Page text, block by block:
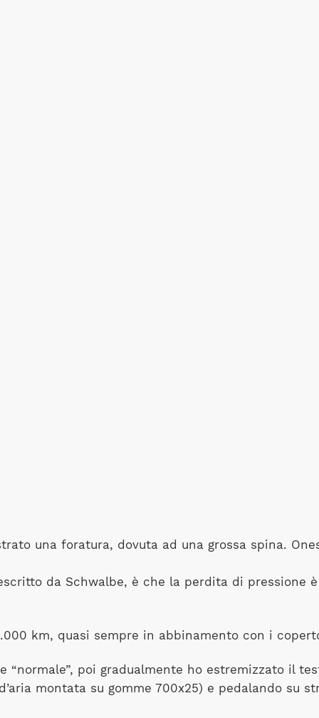
una foratura, dovuta ad una grossa spina.
da Schwalbe, è che la perdita di pressione
km, quasi sempre in abbinamento con i
“normale”, poi gradualmente ho estremizzato il
montata su gomme 700x25) e pedalando su